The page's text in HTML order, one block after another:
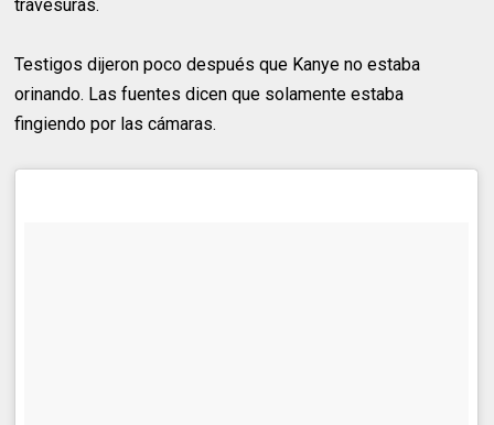
travesuras.
Testigos dijeron poco después que Kanye no estaba
orinando. Las fuentes dicen que solamente estaba
fingiendo por las cámaras.